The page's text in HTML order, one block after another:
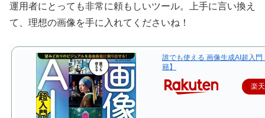
運用者にとっても非常に頼もしいツール。上手に言い換え
て、理想の画像を手に入れてくださいね！
誰でも使える 画像生成AI超入門
籍】
楽